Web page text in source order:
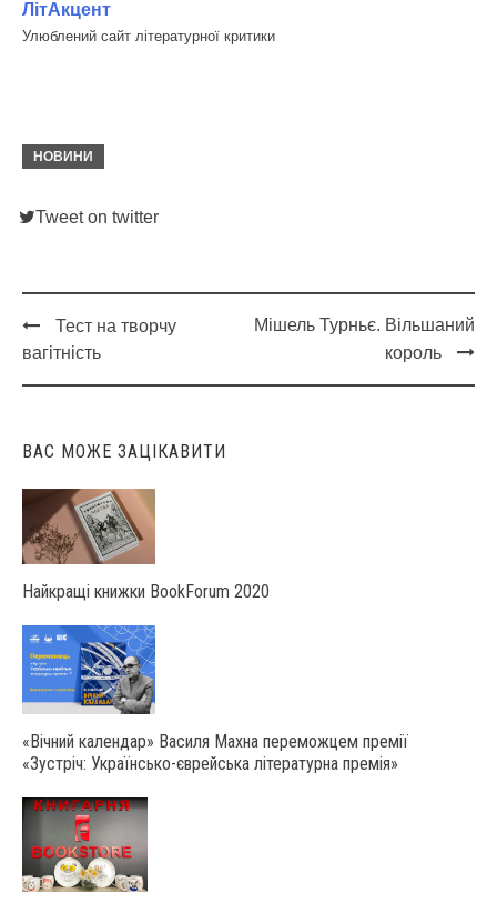
ЛітАкцент
Улюблений сайт літературної критики
НОВИНИ
Tweet on twitter
Post
navigation
Тест на творчу
вагітність
Мішель Турньє. Вільшаний
король
ВАС МОЖЕ ЗАЦІКАВИТИ
Найкращі книжки BookForum 2020
«Вічний календар» Василя Махна переможцем премії
«Зустріч: Українсько-єврейська літературна премія»